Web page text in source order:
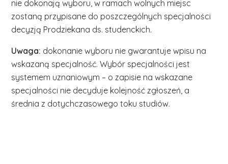
nie dokonają wyboru, w ramach wolnych miejsc
zostaną przypisane do poszczególnych specjalności
decyzją Prodziekana ds. studenckich.
Uwaga: dokonanie wyboru nie gwarantuje wpisu na
wskazaną specjalność. Wybór specjalności jest
systemem uznaniowym – o zapisie na wskazane
specjalności nie decyduje kolejność zgłoszeń, a
średnia z dotychczasowego toku studiów.